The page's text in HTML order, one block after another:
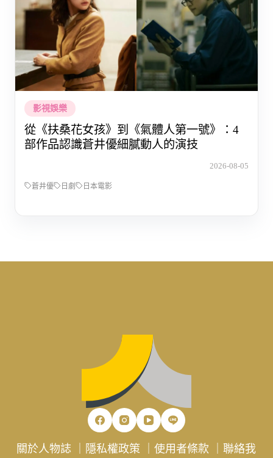
影視娛樂
從《扶桑花女孩》到《氣體人第一號》：4
部作品認識蒼井優細膩動人的演技
2026-08-05
蒼井優 日劇 日本電影
關於人物誌 隱私權政策 ｜使用者條款 ｜聯絡我